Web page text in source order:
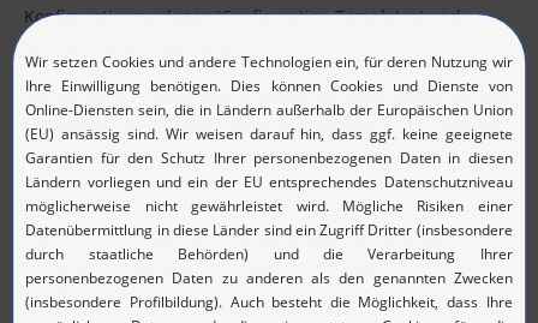
Konfigurationsvorlagen (Configuration Templates) und
Die Vorlagen ermöglichen es Ihnen, die Änderungen auf alle
betroffenen Geräte auf einmal anzuwenden – und zugleich
das Risiko von manuellen Eingabefehlern bei wiederholten
Eingaben zu eliminieren.
Sie können übrigens auch andere Aufgaben wie das
Erstellen von Backups und Reports mit Network
Configuration Mangerautomatisieren .